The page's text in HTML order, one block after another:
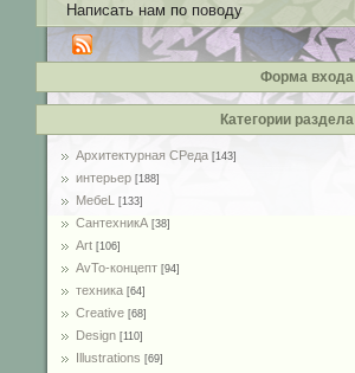
Написать нам по поводу
Форма входа
Категории раздела
Архитектурная СРеда [143]
интерьер [188]
MебеL [133]
СантехникА [38]
Art [106]
AvTo-концепт [94]
техника [64]
Creative [68]
Design [110]
Illustrations [69]